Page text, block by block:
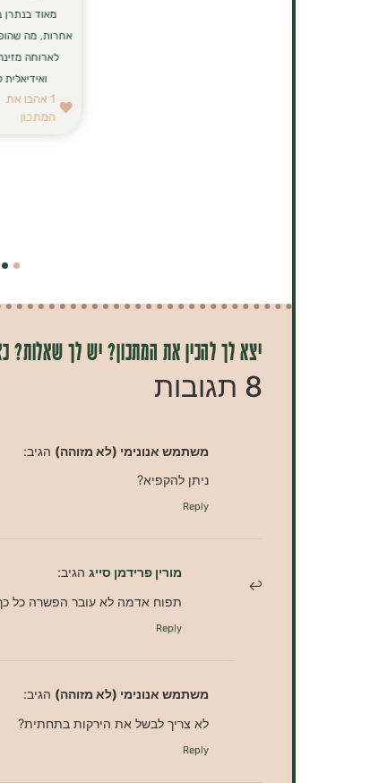
מאוד בנתרן
אחרות, מה
לארוחה
1 אהבו את
המתכון
יצא לך להכין את המתכון? יש לך שאלות?
8 תגובות
משתמש אנונימי (לא מזוהה) הגיב:
ניתן להקפיא?
Reply
מורין פרידמן סייג הגיב:
תפוח אדמה לא עובר הפשרה כל
Reply
משתמש אנונימי (לא מזוהה) הגיב:
לא צריך לבשל את הירקות בתחתית?
Reply